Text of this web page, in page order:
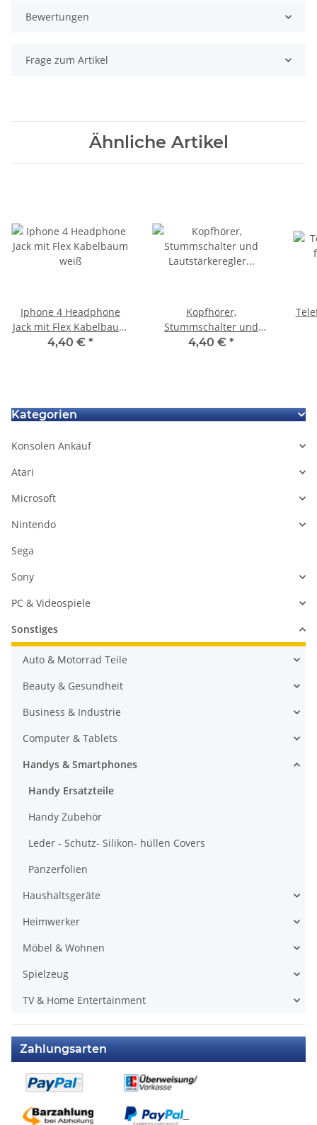
Bewertungen
Frage zum Artikel
Ähnliche Artikel
Iphone 4 Headphone
Jack mit Flex Kabelbaum
weiß
4,40 € *
Kopfhörer,
Stummschalter und
Lautstärkeregler Flex-
4,40 € *
Kategorien
Konsolen Ankauf
Atari
Microsoft
Nintendo
Sega
Sony
PC & Videospiele
Sonstiges
Auto & Motorrad Teile
Beauty & Gesundheit
Business & Industrie
Computer & Tablets
Handys & Smartphones
Handy Ersatzteile
Handy Zubehör
Leder - Schutz- Silikon- hüllen Covers
Panzerfolien
Haushaltsgeräte
Heimwerker
Möbel & Wohnen
Spielzeug
TV & Home Entertainment
Zahlungsarten